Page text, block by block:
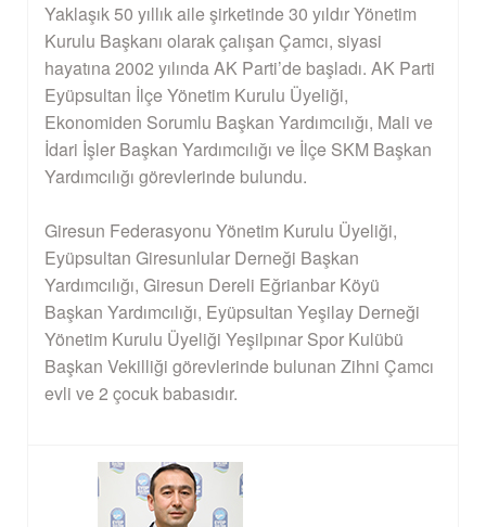
Yaklaşık 50 yıllık aile şirketinde 30 yıldır Yönetim
Kurulu Başkanı olarak çalışan Çamcı, siyasi
hayatına 2002 yılında AK Parti’de başladı. AK Parti
Eyüpsultan İlçe Yönetim Kurulu Üyeliği,
Ekonomiden Sorumlu Başkan Yardımcılığı, Mali ve
İdari İşler Başkan Yardımcılığı ve İlçe SKM Başkan
Yardımcılığı görevlerinde bulundu.
Giresun Federasyonu Yönetim Kurulu Üyeliği,
Eyüpsultan Giresunlular Derneği Başkan
Yardımcılığı, Giresun Dereli Eğrianbar Köyü
Başkan Yardımcılığı, Eyüpsultan Yeşilay Derneği
Yönetim Kurulu Üyeliği Yeşilpınar Spor Kulübü
Başkan Vekilliği görevlerinde bulunan Zihni Çamcı
evli ve 2 çocuk babasıdır.